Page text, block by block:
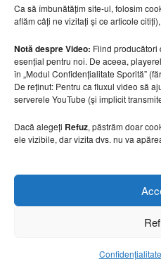
Ca să îmbunătățim site-ul, folosim
aflăm câți ne vizitați și ce articole
Notă despre Video: Fiind producători
esențial pentru noi. De aceea,
în „Modul Confidențialitate Sporită”
De reținut: Pentru ca fluxul video să
serverele YouTube (și implicit
Dacă alegeți Refuz, păstrăm doar
ele vizibile, dar vizita dvs. nu va
DESIGN
ARHITECTURĂ
OPINII &
Articole
Cele mai impresionante
7 august 2026
Ouse Valley Viaduct,
7 august 2026